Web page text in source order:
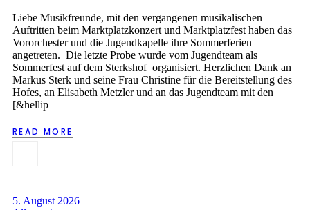
Liebe Musikfreunde, mit den vergangenen musikalischen
Auftritten beim Marktplatzkonzert und Marktplatzfest haben das
Vororchester und die Jugendkapelle ihre Sommerferien
angetreten. Die letzte Probe wurde vom Jugendteam als
Sommerfest auf dem Sterkshof organisiert. Herzlichen Dank an
Markus Sterk und seine Frau Christine für die Bereitstellung des
Hofes, an Elisabeth Metzler und an das Jugendteam mit den
[&hellip
READ MORE
5. August 2026